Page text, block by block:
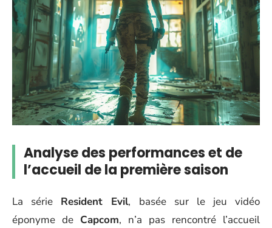
Analyse des performances et de
l’accueil de la première saison
La série Resident Evil, basée sur le jeu vidéo
éponyme de Capcom, n’a pas rencontré l’accueil